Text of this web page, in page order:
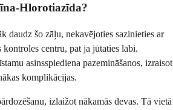
Hlorotiazīda?
daudz šo zāļu, nekavējoties sazinieties ar
kontroles centru, pat ja jūtaties labi.
asinsspiediena pazemināšanos, izraisot
komplikācijas.
izlaižot nākamās devas. Tā vietā